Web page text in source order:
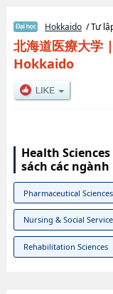
Hokkaido / Tư
北海道医療大学|
Hokkaido
Health
sách các ngành
Pharmaceutical Sciences
Nursing & Social
Rehabilitation Sciences